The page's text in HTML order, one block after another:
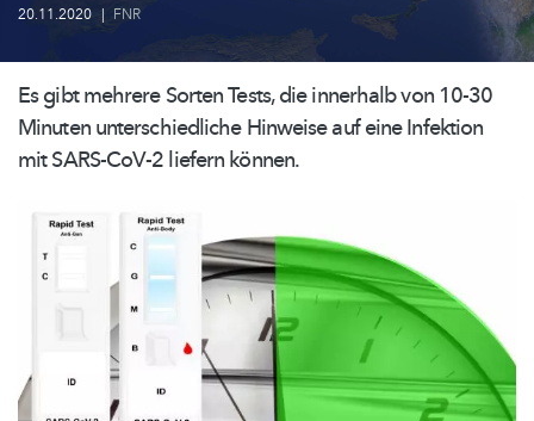
20.11.2020 | FNR
Es gibt mehrere Sorten Tests, die innerhalb von 10-30
Minuten unterschiedlicheHinweise auf eine Infektion
mit SARS-CoV-2 liefern können.